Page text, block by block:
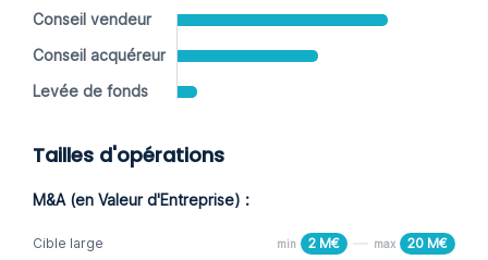
Conseil vendeur
Conseil acquéreur
Levée de fonds
Tailles d'opérations
M&A (en Valeur d'Entreprise) :
Cible large min 2 M€ max 20 M€